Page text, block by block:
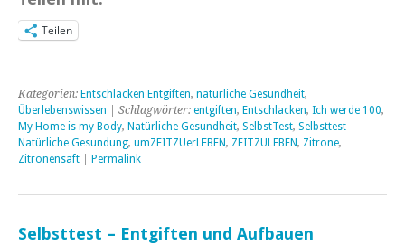
Teilen
Kategorien: Entschlacken Entgiften, natürliche Gesundheit,
Überlebenswissen | Schlagwörter: entgiften, Entschlacken, Ich werde 100,
My Home is my Body, Natürliche Gesundheit, SelbstTest, Selbsttest
Natürliche Gesundung, umZEITZUerLEBEN, ZEITZULEBEN, Zitrone,
Zitronensaft
Permalink
Selbsttest – Entgiften und Aufbauen